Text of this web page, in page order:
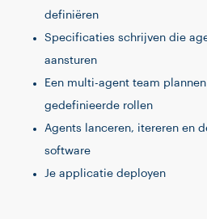
definiëren
Specificaties schrijven die
aansturen
Een multi-agent team
gedefinieerde rollen
Agents lanceren, itereren en
software
Je applicatie deployen